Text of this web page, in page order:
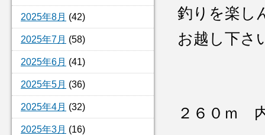
2025年8月 (42)
2025年7月 (58)
2025年6月 (41)
2025年5月 (36)
2025年4月 (32)
2025年3月 (16)
釣りを楽し
お越し下さ
２６０ｍ